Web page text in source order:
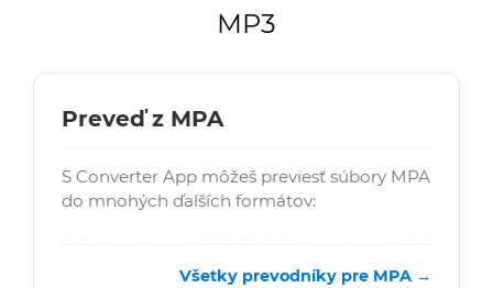
MP3
Preveď z MPA
S Converter App môžeš previesť súbory MPA
do mnohých ďalších formátov:
Všetky prevodníky pre MPA →